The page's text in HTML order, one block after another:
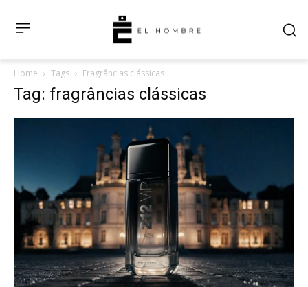
Home Tags Fragrâncias clássicas
Tag: fragrâncias clássicas